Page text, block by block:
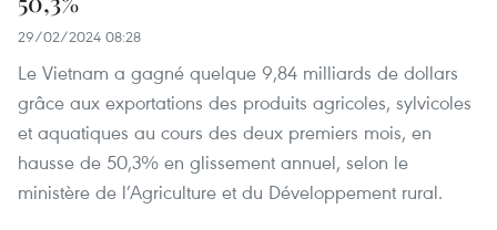
29/02/2024 08:28
Le Vietnam a gagné quelque 9,84 milliards de dollars
grâce aux exportations des produits agricoles, sylvicoles
et aquatiques au cours des deux premiers mois, en
hausse de 50,3% en glissement annuel, selon le
ministère de l’Agriculture et du Développement rural. ​